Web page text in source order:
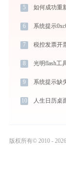
5 如何成功重
6 系统提示
7
8 光明flash工
9 系统提示缺
10
版权所有© 2010 -